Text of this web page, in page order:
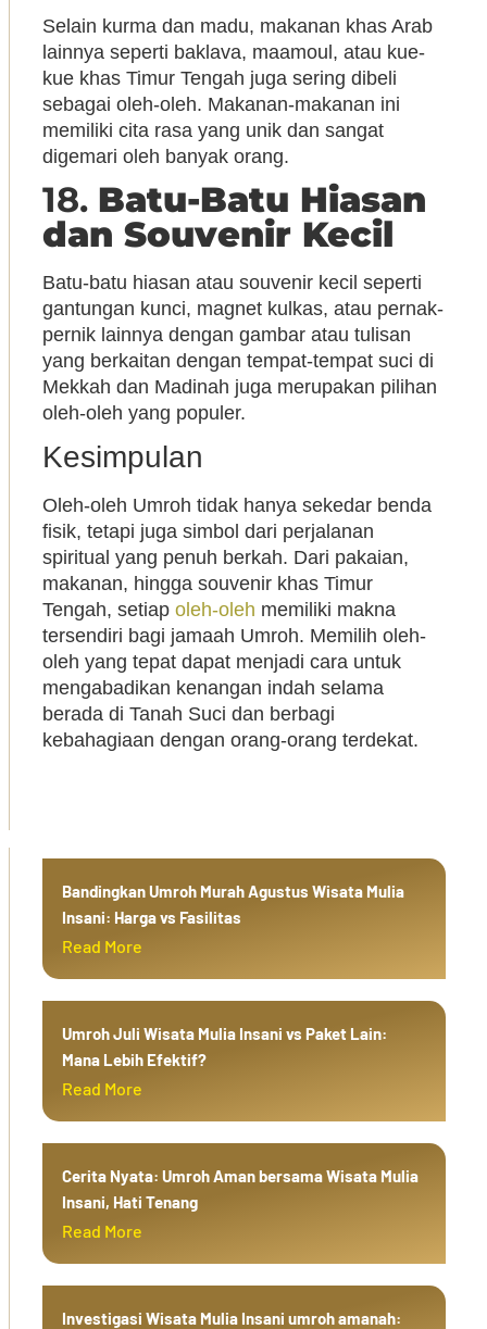
Selain kurma dan madu, makanan khas Arab
lainnya seperti baklava, maamoul, atau kue-
kue khas Timur Tengah juga sering dibeli
sebagai oleh-oleh. Makanan-makanan ini
memiliki cita rasa yang unik dan sangat
digemari oleh banyak orang.
18. Batu-Batu Hiasan
dan Souvenir Kecil
Batu-batu hiasan atau souvenir kecil seperti
gantungan kunci, magnet kulkas, atau pernak-
pernik lainnya dengan gambar atau tulisan
yang berkaitan dengan tempat-tempat suci di
Mekkah dan Madinah juga merupakan pilihan
oleh-oleh yang populer.
Kesimpulan
Oleh-oleh Umroh tidak hanya sekedar benda
fisik, tetapi juga simbol dari perjalanan
spiritual yang penuh berkah. Dari pakaian,
makanan, hingga souvenir khas Timur
Tengah, setiap oleh-oleh memiliki makna
tersendiri bagi jamaah Umroh. Memilih oleh-
oleh yang tepat dapat menjadi cara untuk
mengabadikan kenangan indah selama
berada di Tanah Suci dan berbagi
kebahagiaan dengan orang-orang terdekat.
Bandingkan Umroh Murah Agustus Wisata Mulia
Insani: Harga vs Fasilitas
Read More
Umroh Juli Wisata Mulia Insani vs Paket Lain:
Mana Lebih Efektif?
Read More
Cerita Nyata: Umroh Aman bersama Wisata Mulia
Insani, Hati Tenang
Read More
Investigasi Wisata Mulia Insani umroh amanah: